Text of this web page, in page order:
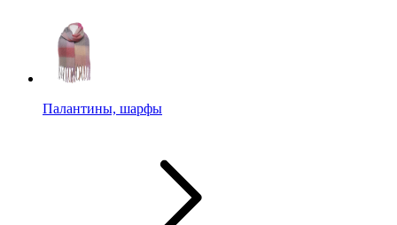
Палантины, шарфы